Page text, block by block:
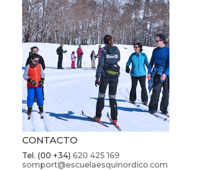
CONTACTO
Tel. (00 +34) 620 425 169
somport@escuelaesquinordico.com